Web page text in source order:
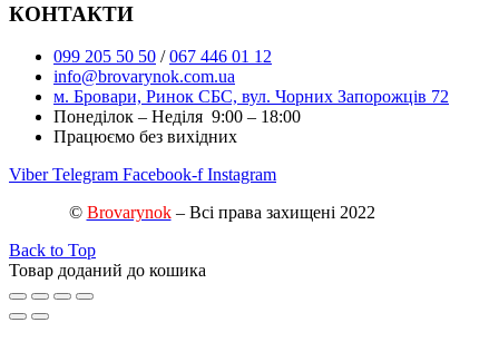
КОНТАКТИ
099 205 50 50 /067 446 01 12
info@brovarynok.com.ua
м. Бровари, Ринок СБС, вул. Чорних Запорожців 72
Понеділок – Неділя 9:00 – 18:00
Працюємо без вихідних
Viber Telegram Facebook-f Instagram
© Brovarynok– Всі права захищені 2022
Back to Top
Товар доданий до кошика